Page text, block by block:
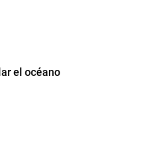
el océano